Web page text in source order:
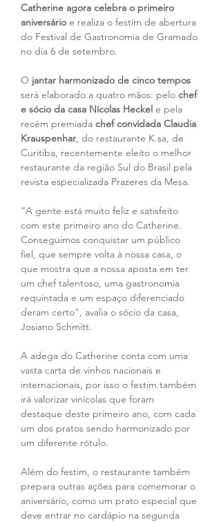
Catherine agora celebra o primeiro
aniversário e realiza o festim de abertura
do Festival de Gastronomia de Gramado
no dia 6 de setembro.
O jantar harmonizado de cinco tempos
será elaborado a quatro mãos: pelo chef
e sócio da casa Nícolas Heckel e pela
recém premiada chef convidada Claudia
Krauspenhar, do restaurante K.sa, de
Curitiba, recentemente eleito o melhor
restaurante da região Sul do Brasil pela
revista especializada Prazeres da Mesa.
“A gente está muito feliz e satisfeito
com este primeiro ano do Catherine.
Conseguimos conquistar um público
fiel, que sempre volta à nossa casa, o
que mostra que a nossa aposta em ter
um chef talentoso, uma gastronomia
requintada e um espaço diferenciado
deram certo”, avalia o sócio da casa,
Josiano Schmitt.
A adega do Catherine conta com uma
vasta carta de vinhos nacionais e
internacionais, por isso o festim também
irá valorizar vinícolas que foram
destaque deste primeiro ano, com cada
um dos pratos sendo harmonizado por
um diferente rótulo.
Além do festim, o restaurante também
prepara outras ações para comemorar o
aniversário, como um prato especial que
deve entrar no cardápio na segunda